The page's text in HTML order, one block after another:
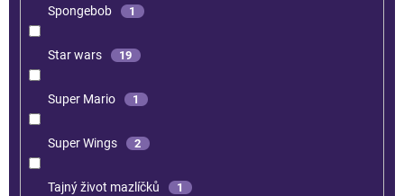
Spongebob 1
Star wars 19
Super Mario 1
Super Wings 2
Tajný život mazlíčků 1